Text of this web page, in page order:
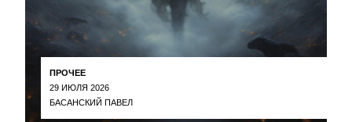
ПРОЧЕЕ
29 ИЮЛЯ 2026
БАСАНСКИЙ ПАВЕЛ